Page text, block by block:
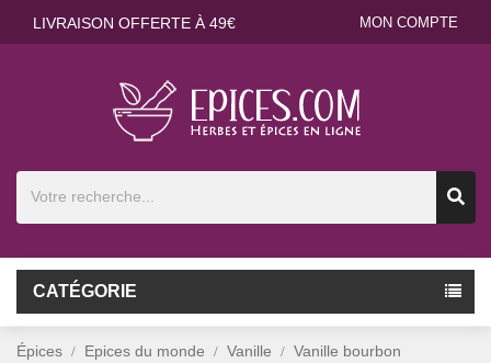
LIVRAISON OFFERTE À 49€ MON COMPTE
CATÉGORIE
Épices Epices du monde Vanille Vanille bourbon